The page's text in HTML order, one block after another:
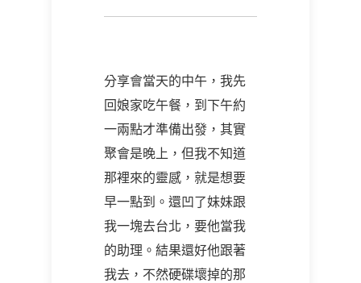
分享會當天的中午，我先
回娘家吃午餐，到下午約
一兩點才準備出發，其實
聚會是晚上，但我不知道
那裡來的靈感，就是想要
早一點到。還凹了妹妹跟
我一塊去台北，要他當我
的助理。結果還好他跟著
我去，不然硬碟壞掉的那